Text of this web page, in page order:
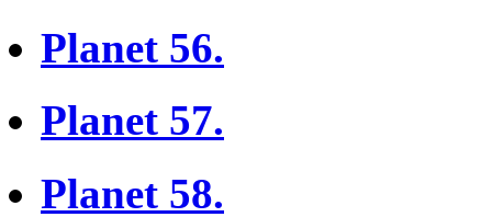
Planet 56.
Planet 57.
Planet 58.